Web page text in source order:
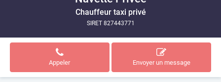
Chauffeur taxi privé
SIRET 827443771
Appeler Envoyer un message